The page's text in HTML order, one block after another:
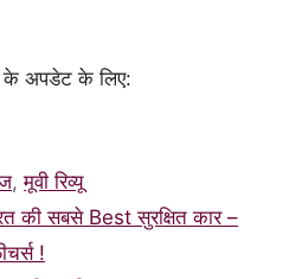
के अपडेट के लिए:
,मूवी रिव्यू
की सबसे Best सुरक्षित कार –
!